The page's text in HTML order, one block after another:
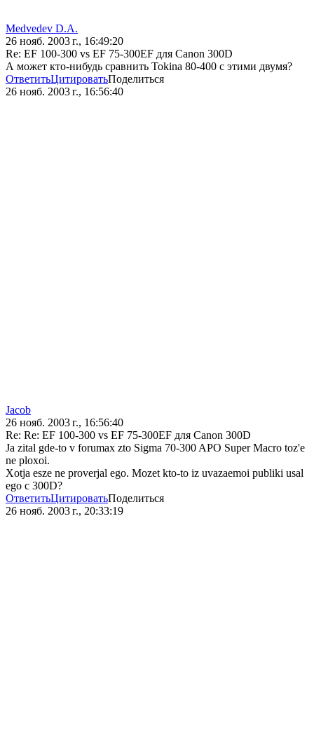
Medvedev D.A.
26 нояб. 2003 г., 16:49:20
Re: EF 100-300 vs EF 75-300EF для Canon 300D
А может кто-нибудь сравнить Tokina 80-400 с этими двумя?
ОтветитьЦитироватьПоделиться
26 нояб. 2003 г., 16:56:40
Jacob
26 нояб. 2003 г., 16:56:40
Re: Re: EF 100-300 vs EF 75-300EF для Canon 300D
Ja zital gde-to v forumax zto Sigma 70-300 APO Super Macro toz'e
ne ploxoi.
Xotja esze ne proverjal ego. Mozet kto-to iz uvazaemoi publiki usal
ego c 300D?
ОтветитьЦитироватьПоделиться
26 нояб. 2003 г., 20:33:19